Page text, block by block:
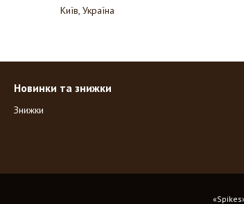
Київ, Україна
Новинки та знижки
Знижки